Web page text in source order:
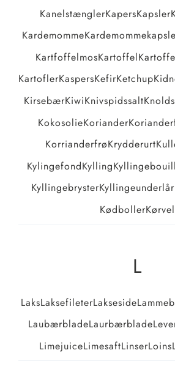
KanelstænglerKapersKapsler
Kardemomme
KartfoffelmosKartoffel
KartoflerKaspersKefirKetchup
KirsebærKiwiKnivspidssalt
KokosolieKoriander
KorrianderfrøKrydderurt
KylingefondKylling
KyllingebrysterKyllingeunderlår
KødbollerKørvel
L
LaksLaksefileterLakseside
LaubærbladeLaurbærblade
LimejuiceLimesaftLinserLoins